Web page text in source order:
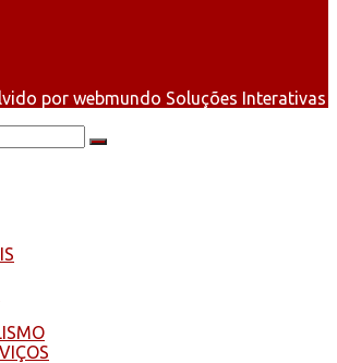
por webmundo Soluções Interativas